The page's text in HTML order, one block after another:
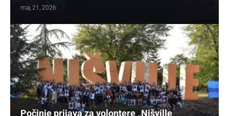
maj 21, 2026
Počinje prijava za volontere „Nišville